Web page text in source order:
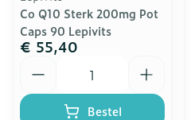
Co Q10 Sterk 200mg Pot
Caps 90 Lepivits
€ 55,40
Bestel